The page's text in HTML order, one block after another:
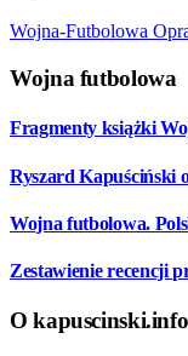
Wojna-Futbolowa
Wojna futbolowa
Fragmenty książki
Ryszard Kapuściński
Wojna futbolowa.
Zestawienie recencji
O kapuscinski.info